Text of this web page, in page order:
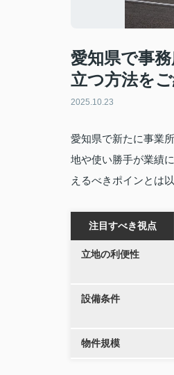
愛知県で事
立つ方法を
2025.10.23
愛知県で新たに事業
地や使い勝手が業績
えるべきポインとは
注目すべき視点
立地の利便性
設備条件
物件規模